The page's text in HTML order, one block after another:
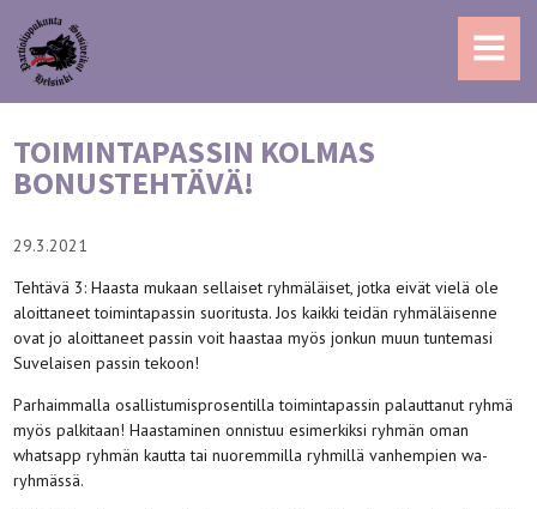
MENU
TOIMINTAPASSIN KOLMAS
BONUSTEHTÄVÄ!
29.3.2021
Tehtävä 3: Haasta mukaan sellaiset ryhmäläiset, jotka eivät vielä ole
aloittaneet toimintapassin suoritusta. Jos kaikki teidän ryhmäläisenne
ovat jo aloittaneet passin voit haastaa myös jonkun muun tuntemasi
Suvelaisen passin tekoon!
Parhaimmalla osallistumisprosentilla toimintapassin palauttanut ryhmä
myös palkitaan! Haastaminen onnistuu esimerkiksi ryhmän oman
whatsapp ryhmän kautta tai nuoremmilla ryhmillä vanhempien wa-
ryhmässä.